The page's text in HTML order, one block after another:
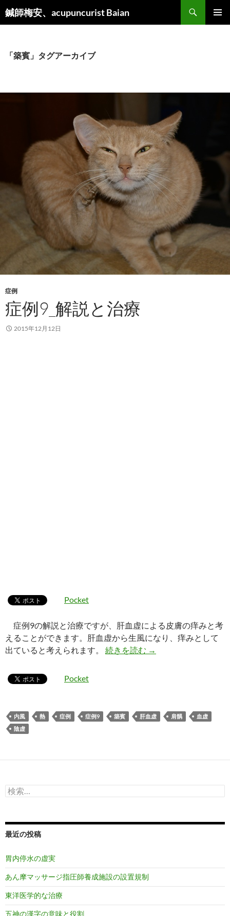
鍼師梅安、acupuncurist Baian
索
ン「築賓」タグアーカイブ
症例
症例9_解説と治療
2015年12月12日
Pocket
症例9の解説と治療ですが、肝血虚による皮膚の痒みと考
えることができます。肝血虚から生風になり、痒みとして
出ていると考えられます。 続きを読む 症例9_解説と治療
→
Pocket
内風 熱 症例 症例9 築賓 肝血虚 肩髃
血虚
陰虚
検
索:
最近の投稿
胃内停水の虚実
あん摩マッサージ指圧師養成施設の設置規制
東洋医学的な治療
五神の漢字の意味と役割